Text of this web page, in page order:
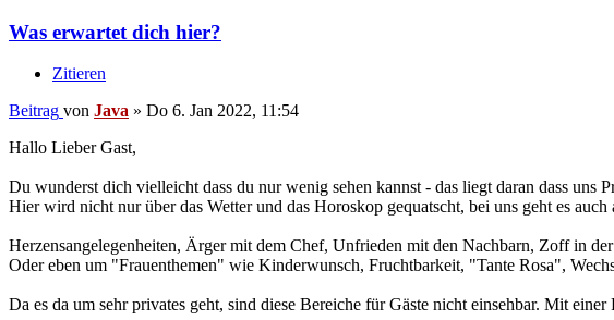
Was erwartet dich hier?
Zitieren
Beitrag von Java » Do 6. Jan 2022, 11:54
Hallo Lieber Gast,
Du wunderst dich vielleicht dass du nur wenig sehen kannst - das liegt daran dass uns
Hier wird nicht nur über das Wetter und das Horoskop gequatscht, bei uns geht es auch
Herzensangelegenheiten, Ärger mit dem Chef, Unfrieden mit den Nachbarn, Zoff in
Oder eben um "Frauenthemen" wie Kinderwunsch, Fruchtbarkeit, "Tante Rosa",
Da es da um sehr privates geht, sind diese Bereiche für Gäste nicht einsehbar. Mit